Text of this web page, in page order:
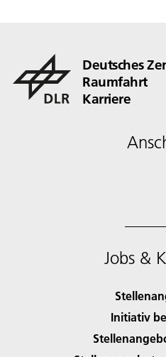
Deutsches
Raumfahrt
Karriere
Jobs &
Initiativ